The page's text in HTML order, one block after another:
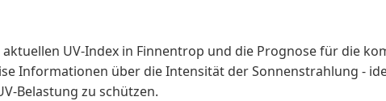
aktuellen UV-Index in Finnentrop und die Prognose für die
Informationen über die Intensität der Sonnenstrahlung -
Belastung zu schützen.